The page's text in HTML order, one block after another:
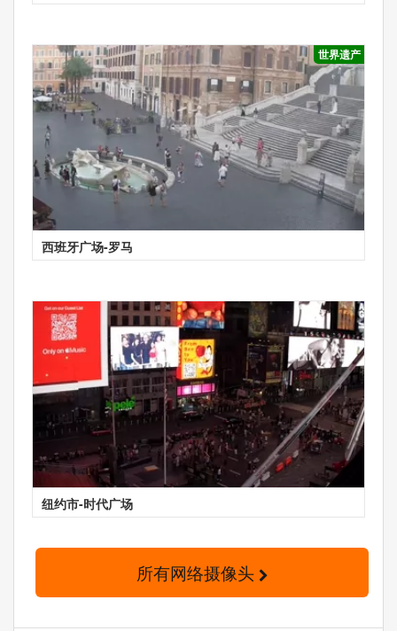
世界遗产
西班牙广场-罗马
纽约市-时代广场
所有网络摄像头